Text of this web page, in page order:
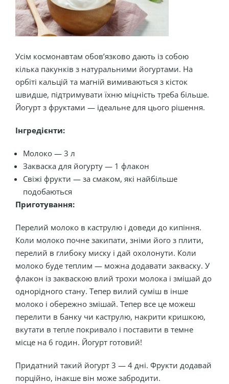
Усім космонавтам обов’язково дають із собою
кілька пакунків з натуральними йогуртами. На
орбіті кальцій та магній вимиваються з кісток
швидше, підтримувати їхню міцність треба більше.
Йогурт з фруктами — ідеальне для цього рішення.
Інгредієнти:
Молоко — 3 л
Закваска для йогурту — 1 флакон
Свіжі фрукти — за смаком, які найбільше
подобаються
Приготування:
Перелий молоко в каструлю і доведи до кипіння.
Коли молоко почне закипати, зніми його з плити,
перелий в глибоку миску і дай охолонути. Коли
молоко буде теплим — можна додавати закваску. У
флакон із закваскою влий трохи молока і змішай до
однорідного стану. Тепер вилий суміш в інше
молоко і обережно змішай. Тепер все це можеш
перелити в банку чи каструлю, накрити кришкою,
вкутати в тепле покривало і поставити в темне
місце на 6 годин. Йогурт готовий!
Придатний такий йогурт 3 — 4 дні. Фрукти додавай
порційно, інакше він може забродити.